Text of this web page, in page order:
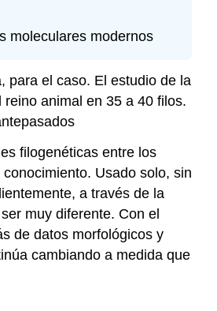
moleculares modernos
para el caso. El estudio de la
animal en 35 a 40 filos.
filogenéticas entre los
Usado solo, sin
a través de la
muy diferente. Con el
de datos morfológicos y
cambiando a medida que